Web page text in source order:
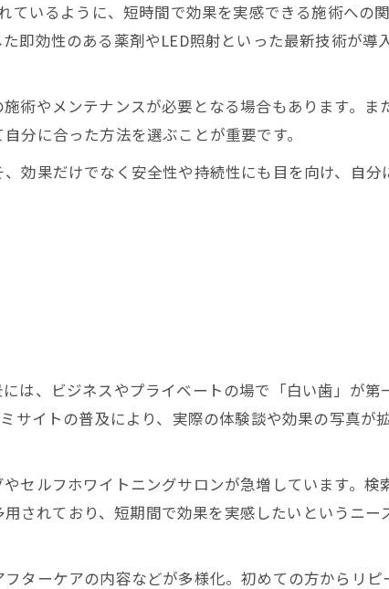
いるように、短時間で効果を実感できる施術への
即効性のある薬剤やLED照射といった最新技術が導
術やメンテナンスが必要となる場合もあります。ま
分に合った方法を選ぶことが重要です。
効果だけでなく安全性や持続性にも目を向け、自分
は、ビジネスやプライベートの場で「白い歯」が第
サイトの普及により、実際の体験談や効果の写真が
セルフホワイトニングサロンが急増しています。検
されており、短期間で効果を実感したいというニー
ターケアの内容などが多様化。初めての方からリピ